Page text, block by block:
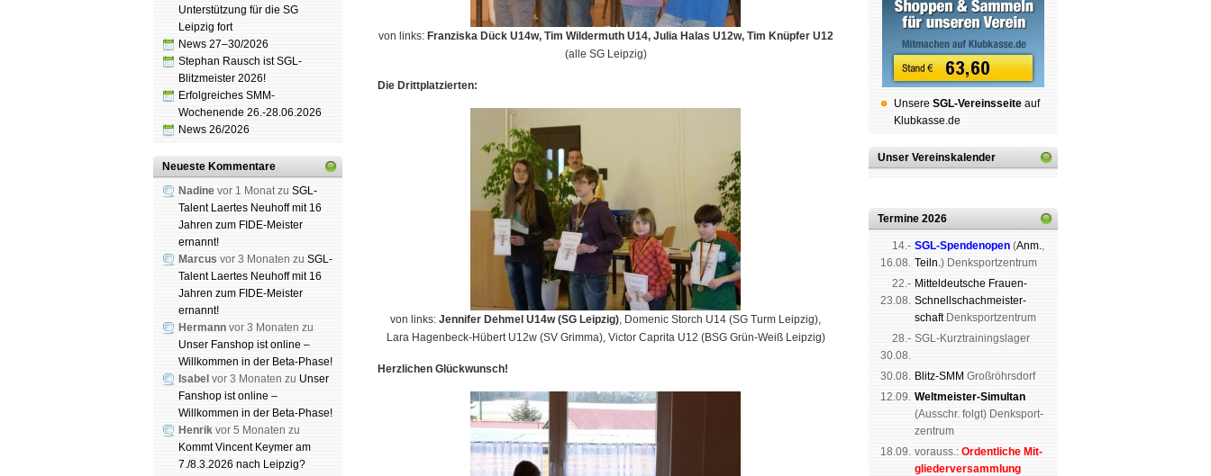
Unterstützung für die SG
Leipzig fort
News 27–30/2026
Stephan Rausch ist SGL-
Blitzmeister 2026!
Erfolgreiches SMM-
Wochenende 26.-28.06.2026
News 26/2026
Neueste Kommentare
Nadine vor 1 Monat zu SGL-
Talent Laertes Neuhoff mit 16
Jahren zum FIDE-Meister
ernannt!
Marcus vor 3 Monaten zu SGL-
Talent Laertes Neuhoff mit 16
Jahren zum FIDE-Meister
ernannt!
Hermann vor 3 Monaten zu
Unser Fanshop ist online –
Willkommen in der Beta-Phase!
Isabel vor 3 Monaten zu Unser
Fanshop ist online –
Willkommen in der Beta-Phase!
Henrik vor 5 Monaten zu
Kommt Vincent Keymer am
7./8.3.2026 nach Leipzig?
von links: Franziska Dück U14w, Tim Wildermuth U14, Julia Halas U12w, Tim Knüpfer U12
(alle SG Leipzig)
Die Drittplatzierten:
von links: Jennifer Dehmel U14w (SG Leipzig), Domenic Storch U14 (SG Turm Leipzig),
Lara Hagenbeck-Hübert U12w (SV Grimma), Victor Caprita U12 (BSG Grün-Weiß Leipzig)
Herzlichen Glückwunsch!
Unsere SGL-Ver­eins­sei­te auf
Klubkasse.de
Unser Vereinskalender
Termine 2026
14.-
16.08.
SGL-Spenden­open (Anm.,
Teiln.) Denk­sport­zen­trum
22.-
23.08.
Mit­tel­deu­tsche Frauen-
Schnell­schach­meis­ter­
schaftDenk­sport­zen­trum
28.-
30.08.
SGL-Kurz­trai­nings­lager
30.08. Blitz-SMM Groß­röhrs­dorf
12.09. Weltmeister-Simultan
(Aus­schr. folgt) Denk­sport­
zen­trum
18.09. vorauss.: Or­dent­li­che Mit­
glie­der­ver­samm­lung